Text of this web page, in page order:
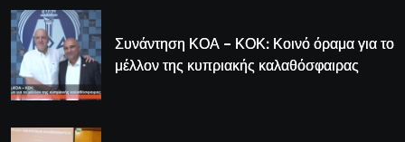
Συνάντηση ΚΟΑ – ΚΟΚ: Κοινό όραμα για το
μέλλον της κυπριακής καλαθόσφαιρας